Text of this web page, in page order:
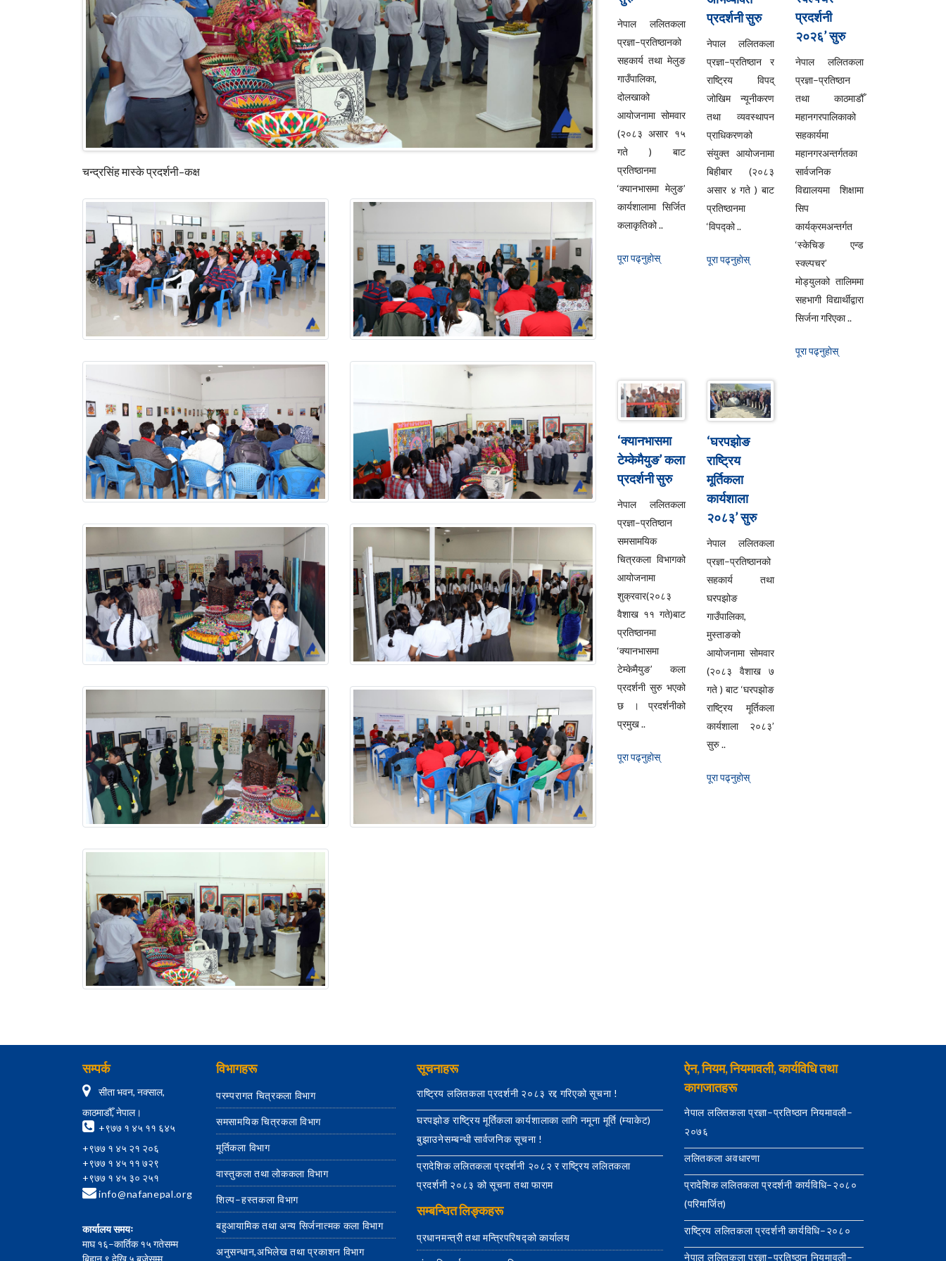
चन्द्रसिंह मास्के प्रदर्शनी–कक्ष
नेपाल ललितकला
प्रज्ञा–प्रतिष्ठानको
सहकार्य तथा मेलुङ
गाउँपालिका,
दोलखाको
आयोजनामा सोमवार
(२०८३ असार १५
गते ) बाट
प्रतिष्ठानमा
‘क्यानभासमा मेलुङ’
कार्यशालामा सिर्जित
कलाकृतिको ..
पूरा पढ्नुहाेस्
प्रदर्शनी सुरु
नेपाल ललितकला
प्रज्ञा–प्रतिष्ठान र
राष्ट्रिय विपद्
जोखिम न्यूनीकरण
तथा व्यवस्थापन
प्राधिकरणको
संयुक्त आयोजनामा
बिहीबार (२०८३
असार ४ गते ) बाट
प्रतिष्ठानमा
‘विपद्को ..
पूरा पढ्नुहाेस्
प्रदर्शनी
२०२६’ सुरु
नेपाल ललितकला
प्रज्ञा–प्रतिष्ठान
तथा काठमाडौँ
महानगरपालिकाको
सहकार्यमा
महानगरअन्तर्गतका
सार्वजनिक
विद्यालयमा शिक्षामा
सिप
कार्यक्रमअन्तर्गत
‘स्केचिङ एन्ड
स्क्ल्पचर’
मोड्युलको तालिममा
सहभागी विद्यार्थीद्वारा
सिर्जना गरिएका ..
पूरा पढ्नुहाेस्
‘क्यानभासमा
टेम्केमैयुङ’ कला
प्रदर्शनी सुरु
नेपाल ललितकला
प्रज्ञा–प्रतिष्ठान
समसामयिक
चित्रकला विभागको
आयोजनामा
शुक्रवार(२०८३
वैशाख ११ गते)बाट
प्रतिष्ठानमा
‘क्यानभासमा
टेम्केमैयुङ’ कला
प्रदर्शनी सुरु भएको
छ । प्रदर्शनीको
प्रमुख ..
पूरा पढ्नुहाेस्
‘घरपझोङ
राष्ट्रिय
मूर्तिकला
कार्यशाला
२०८३’ सुरु
नेपाल ललितकला
प्रज्ञा–प्रतिष्ठानको
सहकार्य तथा
घरपझोङ
गाउँपालिका,
मुस्ताङको
आयोजनामा सोमवार
(२०८३ वैशाख ७
गते ) बाट ‘घरपझोङ
राष्ट्रिय मूर्तिकला
कार्यशाला २०८३’
सुरु ..
पूरा पढ्नुहाेस्
सम्पर्क
सीता भवन, नक्साल,
काठमाडौँ, नेपाल।
+९७७ १ ४५ ११ ६४५
+९७७ १ ४५ २१ २०६
+९७७ १ ४५ ११ ७२९
+९७७ १ ४५ ३० २५१
info@nafanepal.org
कार्यालय समयः
माघ १६–कार्तिक १५ गतेसम्म
विभागहरू
परम्परागत चित्रकला विभाग
समसामयिक चित्रकला विभाग
मूर्तिकला विभाग
वास्तुकला तथा लोककला विभाग
शिल्प–हस्तकला विभाग
बहुआयामिक तथा अन्य सिर्जनात्मक कला विभाग
अनुसन्धान,अभिलेख तथा प्रकाशन विभाग
सूचनाहरू
राष्ट्रिय ललितकला प्रदर्शनी २०८३ रद्द गरिएको सूचना !
घरपझोङ राष्ट्रिय मूर्तिकला कार्यशालाका लागि नमूना मूर्ति (म्याकेट)
बुझाउनेसम्बन्धी सार्वजनिक सूचना !
प्रादेशिक ललितकला प्रदर्शनी २०८२ र राष्ट्रिय ललितकला
प्रदर्शनी २०८३ को सूचना तथा फाराम
सम्बन्धित लिङ्कहरू
प्रधानमन्त्री तथा मन्त्रिपरिषद्को कार्यालय
ऐन, नियम, नियमावली, कार्यविधि तथा
कागजातहरू
नेपाल ललितकला प्रज्ञा–प्रतिष्ठान नियमावली–
२०७६
ललितकला अवधारणा
प्रादेशिक ललितकला प्रदर्शनी कार्यविधि–२०८०
(परिमार्जित)
राष्ट्रिय ललितकला प्रदर्शनी कार्यविधि–२०८०
नेपाल ललितकला प्रज्ञा–प्रतिष्ठान नियमावली–